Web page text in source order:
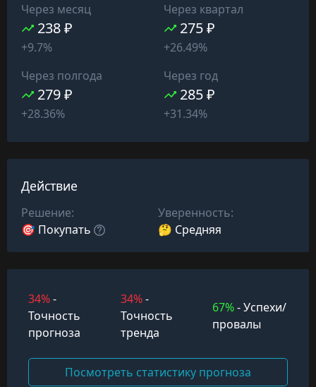
Через месяц
238 ₽
+9.7%
Через квартал
275 ₽
+26.49%
Через полгода
279 ₽
+28.36%
Через год
285 ₽
+31.34%
Действие
Решение:
🎯 Покупать
Уверенность:
🤔 Средняя
34%-
Точность
прогноза
34%-
Точность
тренда
67%- Успехи/
провалы
Посмотреть статистику прогноза